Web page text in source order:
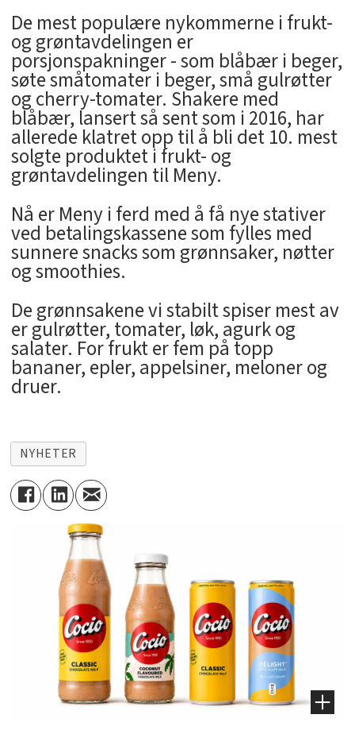
De mest populære nykommerne i frukt-
og grøntavdelingen er
porsjonspakninger - som blåbær i beger,
søte småtomater i beger, små gulrøtter
og cherry-tomater. Shakere med
blåbær, lansert så sent som i 2016, har
allerede klatret opp til å bli det 10. mest
solgte produktet i frukt- og
grøntavdelingen til Meny.
Nå er Meny i ferd med å få nye stativer
ved betalingskassene som fylles med
sunnere snacks som grønnsaker, nøtter
og smoothies.
De grønnsakene vi stabilt spiser mest av
er gulrøtter, tomater, løk, agurk og
salater. For frukt er fem på topp
bananer, epler, appelsiner, meloner og
druer.
NYHETER